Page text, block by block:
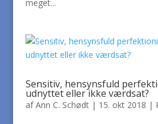
meget...
Sensitiv, hensynsfuld
udnyttet eller ikke værdsat?
afAnn C. Schødt| 15. okt 2018 |